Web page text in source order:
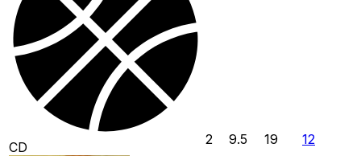
CD 2 9.5 19 12